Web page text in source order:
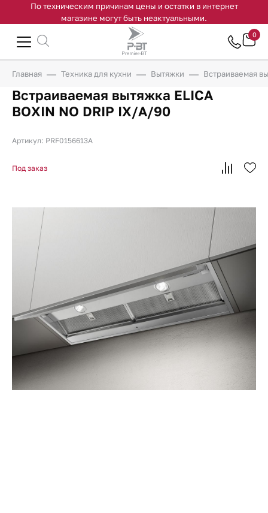
По техническим причинам цены и остатки в интернет
магазине могут быть неактуальными.
0
Главная Техника для кухни Вытяжки Встраиваемая
Встраиваемая вытяжка ELICA
BOXIN NO DRIP IX/A/90
Артикул: PRF0156613A
Под заказ